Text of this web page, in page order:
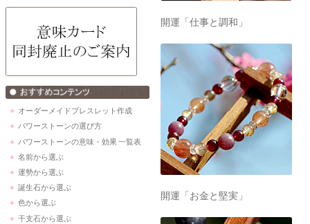
オーダーメイドブレスレット作成
パワーストーンの選び方
パワーストーンの意味・効果 一覧表
名前から選ぶ
運勢から選ぶ
誕生石から選ぶ
色から選ぶ
干支石から選ぶ
開運「仕事と調和」
開運「お金と堅実」